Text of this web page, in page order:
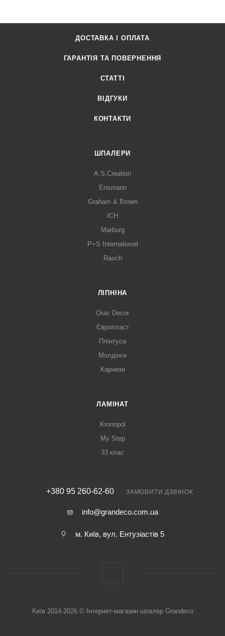
ДОСТАВКА І ОПЛАТА
ГАРАНТІЯ ТА ПОВЕРНЕННЯ
СТАТТІ
ВІДГУКИ
КОНТАКТИ
ШПАЛЕРИ
A.S.Creation
Erismann
Graham & Brown
ICH
Marburg
P+S International
Rasch
ЛІПНІНА
Orac Decor
Європласт
Плінтуса
Молдінги
Карнизи
ЛАМІНАТ
Kronopol
My Step
33 клас
+380 95 260-62-60 ЗАМОВИТИ ДЗВІНОК
info@grandeco.com.ua
м. Київ, вул. Ентузіастів 5
Київ 2014-2026 © Інтернет-магазин шпалер Grandeco